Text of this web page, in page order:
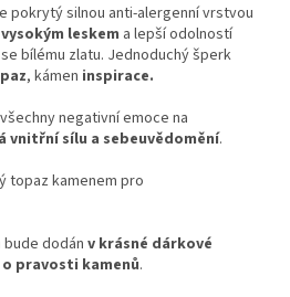
pokrytý silnou anti-alergenní vrstvou
vysokým leskem a lepší odolností
bílému zlatu. Jednoduchý šperk
, kámen inspirace.
negativní emoce na
vnitřní sílu a sebeuvědomění.
topaz kamenem pro
dodán v krásné dárkové
pravosti kamenů.